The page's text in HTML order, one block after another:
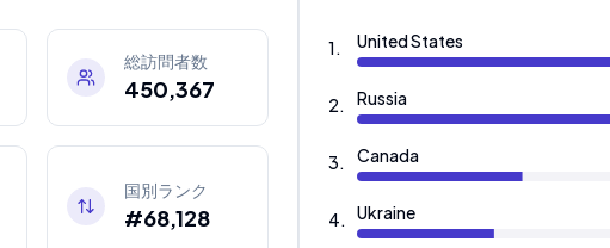
総訪問者数
450,367
国別ランク
#68,128
1. United States
2. Russia
3. Canada
4. Ukraine